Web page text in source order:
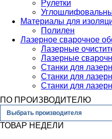
Рулетки
Материалы для
Полилен
Лазерное сварочное
Лазерные
Лазерные
Станки для
Станки для
Станки для
ПО ПРОИЗВОДИТЕЛЮ
Выбрать производителя
ТОВАР НЕДЕЛИ